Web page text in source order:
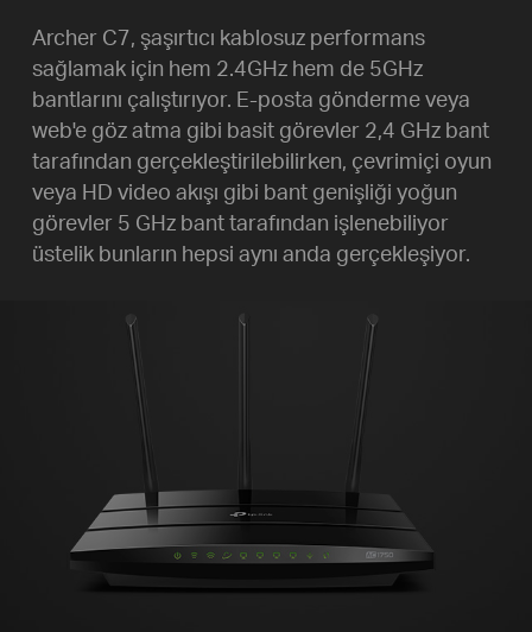
Archer C7, şaşırtıcı kablosuz performans
sağlamak için hem 2.4GHz hem de 5GHz
bantlarını çalıştırıyor. E-posta gönderme veya
web'e göz atma gibi basit görevler 2,4 GHz bant
tarafından gerçekleştirilebilirken, çevrimiçi oyun
veya HD video akışı gibi bant genişliği yoğun
görevler 5 GHz bant tarafından işlenebiliyor
üstelik bunların hepsi aynı anda gerçekleşiyor.